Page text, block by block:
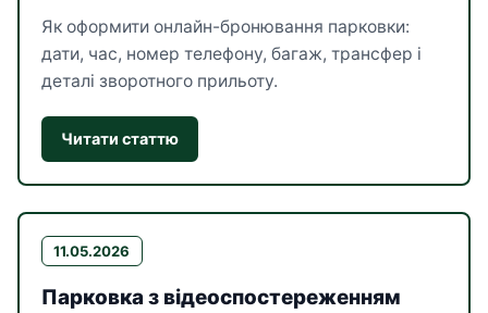
Як оформити онлайн-бронювання парковки:
дати, час, номер телефону, багаж, трансфер і
деталі зворотного прильоту.
Читати статтю
11.05.2026
Парковка з відеоспостереженням